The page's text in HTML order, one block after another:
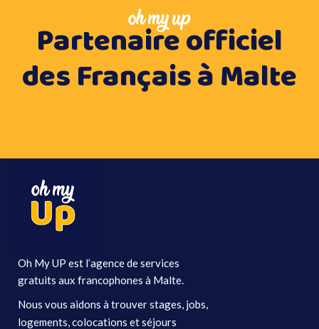
oh my up
Partenaire officiel
des Français à Malte
Oh My UP est l’agence de services
gratuits aux francophones à Malte.
Nous vous aidons à trouver stages, jobs,
logements, colocations et séjours